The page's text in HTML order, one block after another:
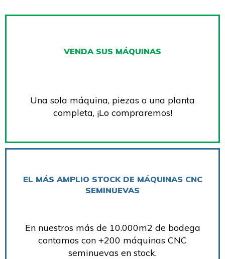
VENDA SUS MÁQUINAS
Una sola máquina, piezas o una planta
completa, ¡Lo compraremos!
EL MÁS AMPLIO STOCK DE MÁQUINAS CNC
SEMINUEVAS
En nuestros más de 10.000m2 de bodega
contamos con +200 máquinas CNC
seminuevas en stock.